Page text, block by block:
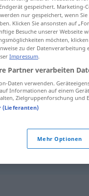
Mund
den
halt
UMG
gespeichert. Marketing-
nur gespeichert, wenn
Klicken Sie ansonsten auf
Besuche unserer Webseite
möchten,
zu der Datenverarbeitung
Impressum.
Partner verarbeiten
Daten verwenden.
Informationen auf einem
Zielgruppenforschung und
(Lieferanten)
Mehr Optionen